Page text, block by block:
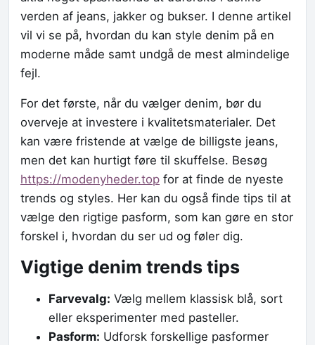
verden af jeans, jakker og bukser. I denne artikel
vil vi se på, hvordan du kan style denim på en
moderne måde samt undgå de mest almindelige
fejl.
For det første, når du vælger denim, bør du
overveje at investere i kvalitetsmaterialer. Det
kan være fristende at vælge de billigste jeans,
men det kan hurtigt føre til skuffelse. Besøg
https://modenyheder.top for at finde de nyeste
trends og styles. Her kan du også finde tips til at
vælge den rigtige pasform, som kan gøre en stor
forskel i, hvordan du ser ud og føler dig.
Vigtige denim trends tips
Farvevalg: Vælg mellem klassisk blå, sort
eller eksperimenter med pasteller.
Pasform: Udforsk forskellige pasformer